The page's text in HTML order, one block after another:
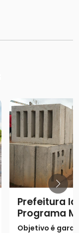
Prefeitura
Programa
Potência
Objetivo é